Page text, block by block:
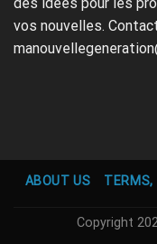
vos nouvelles.
ABOUT US
TERMS,
Copyright